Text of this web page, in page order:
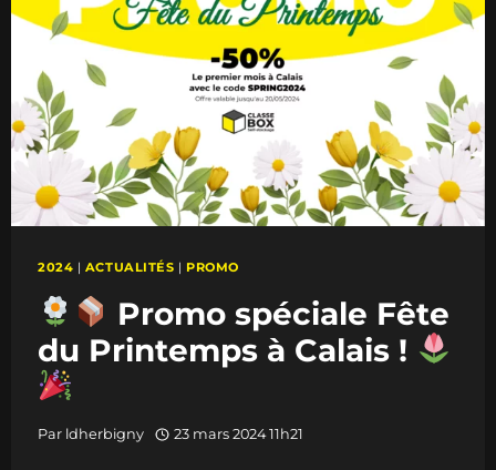
À
LE
PREMIER
MOIS
!
2024 | ACTUALITÉS | PROMO
Promo spéciale Fête
du Printemps à Calais !
Par ldherbigny 23 mars 2024 11h21